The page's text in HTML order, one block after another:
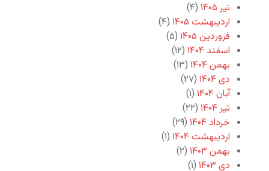
تیر ۱۴۰۵
(۴)
اردیبهشت ۱۴۰۵
(۴)
فروردین ۱۴۰۵
(۵)
اسفند ۱۴۰۴
(۱۲)
بهمن ۱۴۰۴
(۱۳)
دی ۱۴۰۴
(۲۷)
آبان ۱۴۰۴
(۱)
تیر ۱۴۰۴
(۲۲)
خرداد ۱۴۰۴
(۲۹)
اردیبهشت ۱۴۰۴
(۱)
بهمن ۱۴۰۳
(۲)
دی ۱۴۰۳
(۱)